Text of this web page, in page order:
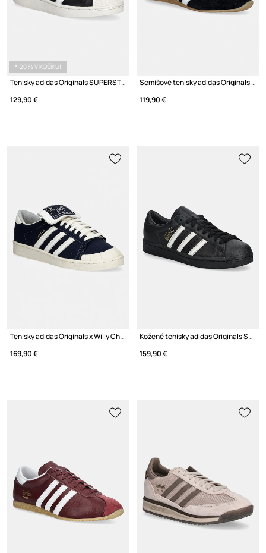
*-20 % V KOŠÍKU!
Tenisky adidas Originals SUPERSTAR II
129,90 €
Semišové tenisky adidas Originals PARIS
119,90 €
Tenisky adidas Originals x Willy Chavarria Jabbar Low
169,90 €
Kožené tenisky adidas Originals Superstar Vintage
159,90 €